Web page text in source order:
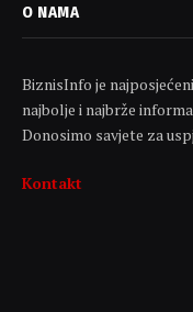
O NAMA
BiznisInfo je
najbolje i najbrže
Donosimo savjete za
Kontakt